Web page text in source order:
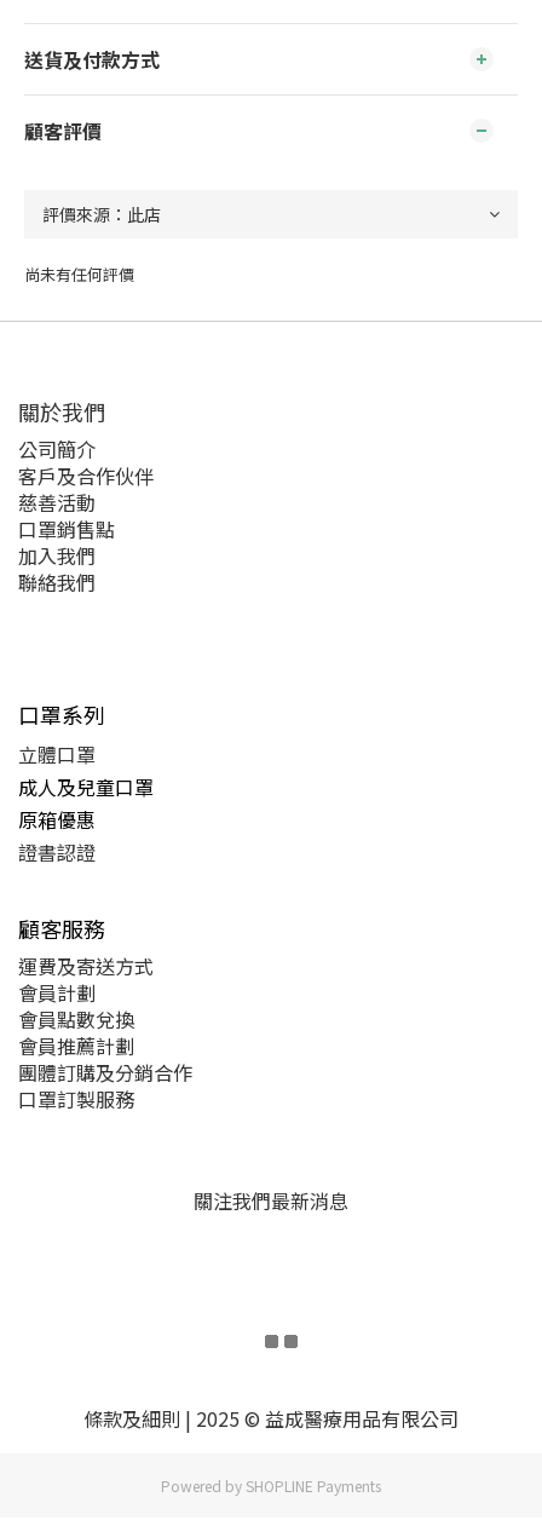
送貨及付款方式
顧客評價
尚未有任何評價
關於我們
公司簡介
客戶及合作伙伴
慈善活動
口罩銷售點
加入我們
聯絡我們
口罩系列
立體口罩
成人及兒童口罩
原箱優惠
證書認證
顧客服務
運費及寄送方式
會員計劃
會員點數兌換
會員推薦計劃
團體訂購及分銷合作
口罩訂製服務
關注我們最新消息
條款及細則 | 2025 © 益成醫療用品有限公司
Powered by SHOPLINE Payments